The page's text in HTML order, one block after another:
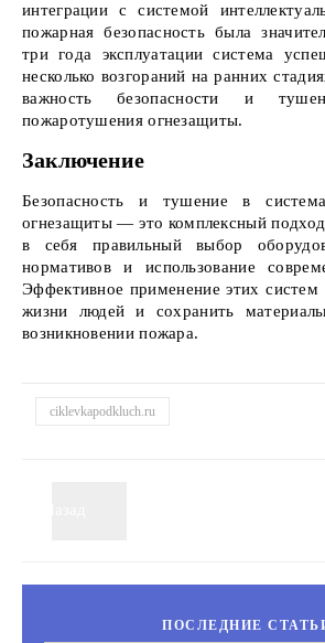
интеграции с системой
пожарная безопасность была
три года эксплуатации система
несколько возгораний на ранних
важность безопасности и
пожаротушения огнезащиты.
Заключение
Безопасность и тушение в
огнезащиты — это комплексный
в себя правильный выбор
нормативов и использование
Эффективное применение этих систем
жизни людей и сохранить
возникновении пожара.
ciklevkapodkluch.ru
ПОСЛЕДНИЕ